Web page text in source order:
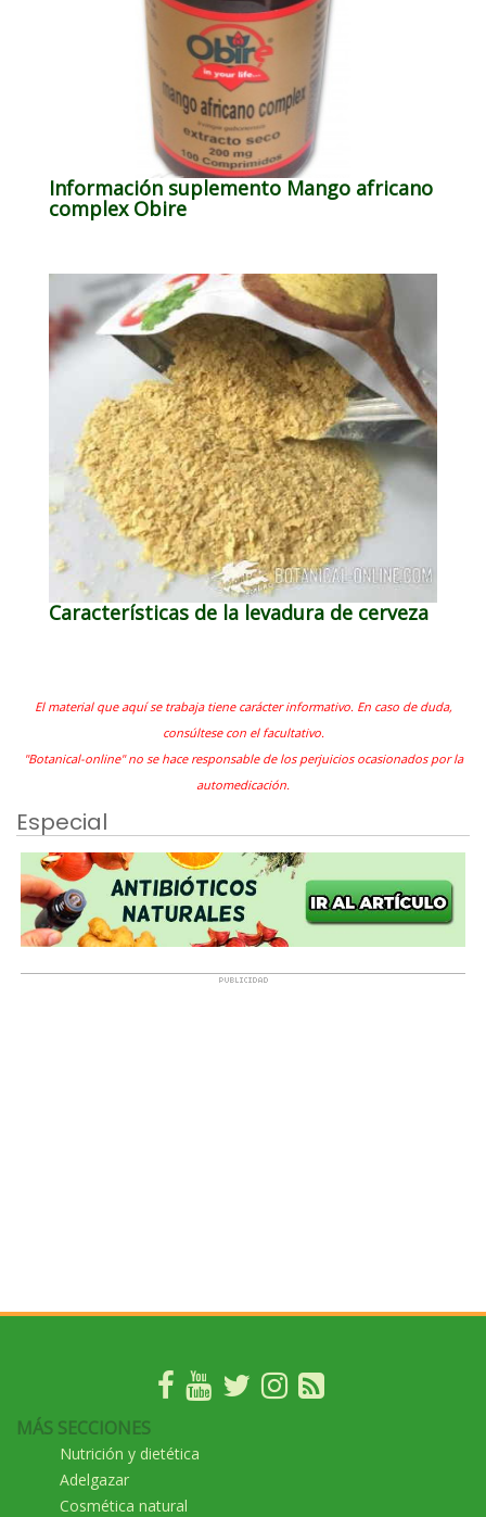
Información suplemento Mango africano
complex Obire
Características de la levadura de cerveza
El material que aquí se trabaja tiene carácter informativo. En caso de duda,
consúltese con el facultativo.
"Botanical-online" no se hace responsable de los perjuicios ocasionados por la
automedicación.
Especial
MÁS SECCIONES
Nutrición y dietética
Adelgazar
Cosmética natural